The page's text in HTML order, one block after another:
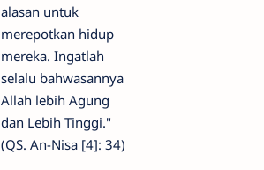
alasan untuk
merepotkan hidup
mereka. Ingatlah
selalu bahwasannya
Allah lebih Agung
dan Lebih Tinggi."
(QS. An-Nisa [4]: 34)